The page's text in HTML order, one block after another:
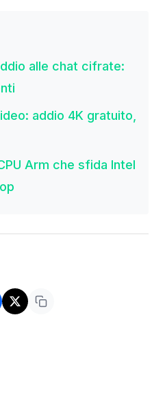
alle chat cifrate:
addio 4K gratuito,
Arm che sfida Intel